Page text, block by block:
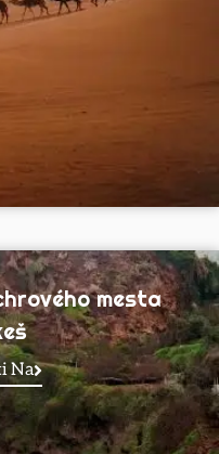
mesta
Na